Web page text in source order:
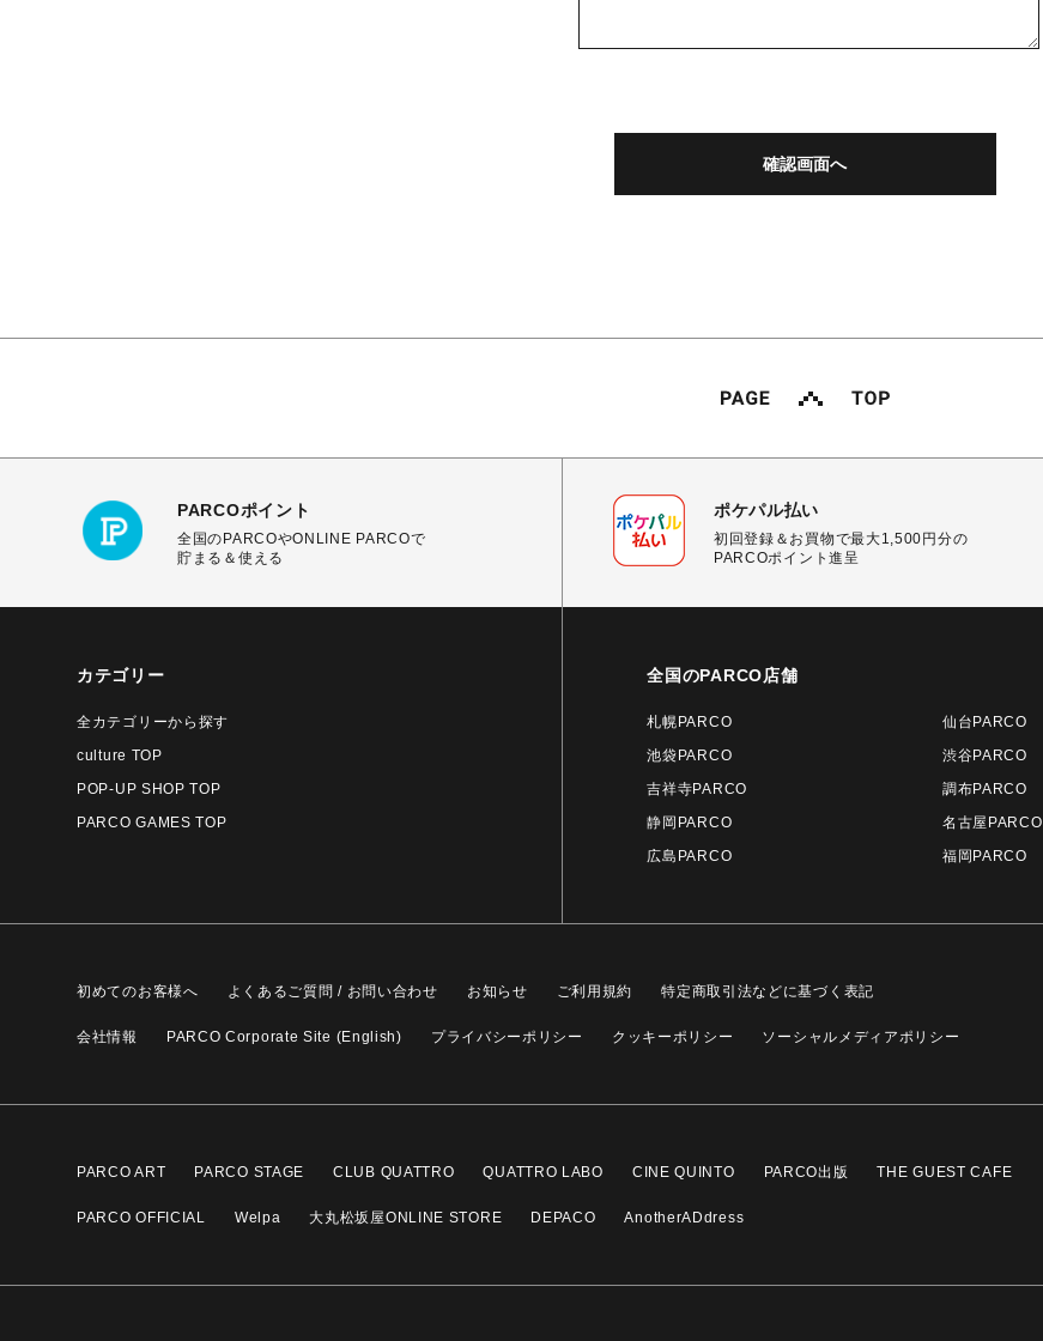
PARCOポイント
全国のPARCOやONLINE PARCOで
貯まる＆使える
ポケパル払い
初回登録＆お買物で最大1,500円分の
PARCOポイント進呈
カテゴリー
全カテゴリーから探す
culture TOP
POP-UP SHOP TOP
PARCO GAMES TOP
全国のPARCO店舗
札幌PARCO 仙台PARCO
池袋PARCO
渋谷PARCO
吉祥寺PARCO
調布PARCO
静岡PARCO
名古屋PARCO
広島PARCO
福岡PARCO
初めてのお客様へ よくあるご質問 / お問い合わせ お知らせ ご利用規約 特定商取引法などに基づく表記
会社情報 PARCO Corporate Site (English) プライバシーポリシー クッキーポリシー ソーシャルメディアポリシー
PARCO ART PARCO STAGE CLUB QUATTRO QUATTRO LABO CINE QUINTO PARCO出版 THE GUEST CAFE
PARCO OFFICIAL Welpa 大丸松坂屋ONLINE STORE DEPACO AnotherADdress